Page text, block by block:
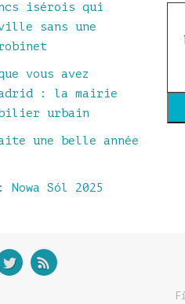
isérois qui
sans une
vous avez
: la mairie
urbain
une belle année
Nowa Sól 2025